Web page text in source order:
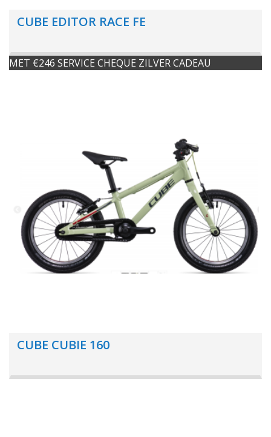
CUBE EDITOR RACE FE
MET €246 SERVICE CHEQUE ZILVER CADEAU
CUBE CUBIE 160